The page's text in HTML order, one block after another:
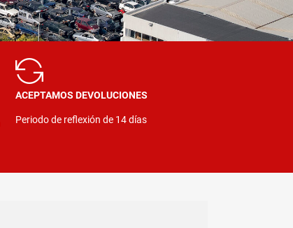
ACEPTAMOS DEVOLUCIONES
Periodo de reflexión de 14 días